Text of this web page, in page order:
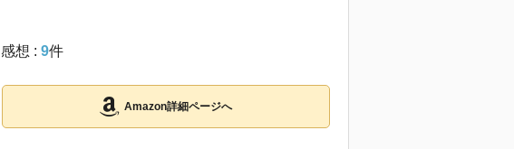
感想 : 9件
Amazon詳細ページへ